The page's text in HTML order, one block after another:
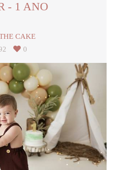
- 1 ANO
CAKE
0